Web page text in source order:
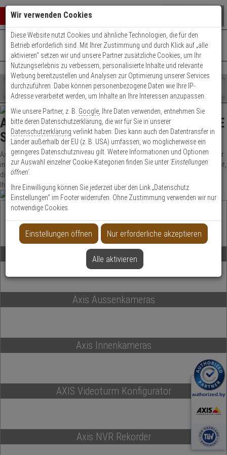
Warenkorb schließen
0 ARTIKEL IM WARENKORB
Ihr Warenkorb ist momentan leer.
Ergebnisse ()
Fertig
Shop
durchsuchen
Bitte
geben
Sie
mindestens
3
Zeichen
ein,
um
die
Suche
Es
wurde
noch
Kategorien
Suche
gestartet
+49 (0)821 899 493-0Mo. - Do.: 8:00 - 16:30 | Fr.: 8:00 - 14:00 Uhr
Kontaktservice nutzen
AXIS - INTELLIGENTE LÖSUNGEN FÜR EINE
SICHERE WELT
Axis Communications ist nicht erst seit gestern einer der namenhaften Hersteller
in Sachen Videoüberwachung – Für jeden Einsatzzweck, existiert eine Möglichkeit,
diesen zu überwachen. Lernen Sie unsere Axis-Kategorien kennen und finden Sie
Ihr Wunschprodukt in unserem zertifizierten Fach-Onlinehandel.
Unsere Axis-Kategorie Empfehlungen für Sie
Axis IP-Kameras
Axis Aussenkameras
Axis Innenkameras
AXIS Videoturm Konfigurator
Axis NVR Rekorder
Wir verwenden Cookies
Diese Website nutzt Cookies und ähnliche Technologien, die für den
Betrieb erforderlich sind. Mit Ihrer Zustimmung und durch Klick auf „alle
aktivieren“ setzen wir und unsere Partner zusätzliche Cookies, um Ihr
Nutzungserlebnis zu verbessern, personalisierte Inhalte und relevante
Werbung bereitzustellen und Analysen zur Optimierung unserer Services
durchzuführen. Dabei können personenbezogene Daten wie Ihre IP-
Adresse verarbeitet werden, um Inhalte an Ihre Interessen anzupassen.
Wie unsere Partner, z. B. Google , Ihre Daten verwenden, entnehmen Sie
bitte deren Datenschutzerklärung, die wir für Sie in unserer
Datenschutzerklärung verlinkt haben. Dies kann auch den Datentransfer in
Länder außerhalb der EU (z. B. USA) umfassen, wo möglicherweise ein
geringeres Datenschutzniveau gilt. Weitere Informationen und Optionen
zur Auswahl einzelner Cookie-Kategorien finden Sie unter 'Einstellungen
öffnen'.
Ihre Einwilligung können Sie jederzeit über den Link „Datenschutz
Einstellungen“ im Footer widerrufen. Ohne Zustimmung verwenden wir nur
notwendige Cookies.
Einstellungen öffnen Nur erforderliche akzeptieren
Alle aktivieren